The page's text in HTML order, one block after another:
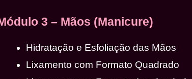
3 – Mãos (Manicure)
Hidratação e Esfoliação das Mãos
Lixamento com Formato Quadrado